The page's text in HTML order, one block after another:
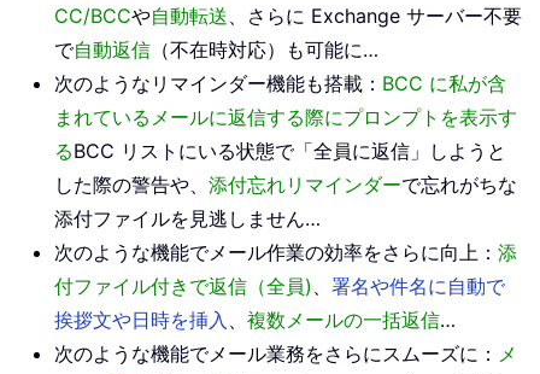
CC/BCCや自動転送、さらに Exchange サーバー不要
で自動返信 （不在時対応）も可能に…
次のようなリマインダー機能も搭載： BCC に私が含
まれているメールに返信する際にプロンプトを表示す
るBCC リストにいる状態で「全員に返信」しようと
した際の警告や、 添付忘れリマインダーで忘れがちな
添付ファイルを見逃しません…
次のような機能でメール作業の効率をさらに向上： 添
付ファイル付きで返信（全員) 、 署名や件名に自動で
挨拶文や日時を挿入 、 複数メールの一括返信…
次のような機能でメール業務をさらにスムーズに： メ